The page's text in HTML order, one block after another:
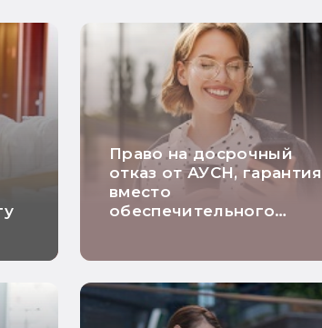
Право на досрочный
отказ от АУСН, гарантия
вместо
обеспечительного
хорошие новости
недели